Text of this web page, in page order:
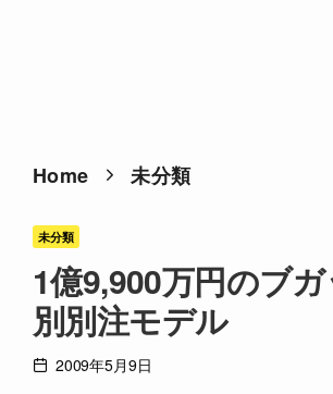
Home 未分類
未分類
1億9,900万円のブ
別別注モデル
2009年5月9日